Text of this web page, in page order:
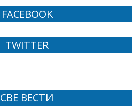
FACEBOOK
TWITTER
СВЕ ВЕСТИ